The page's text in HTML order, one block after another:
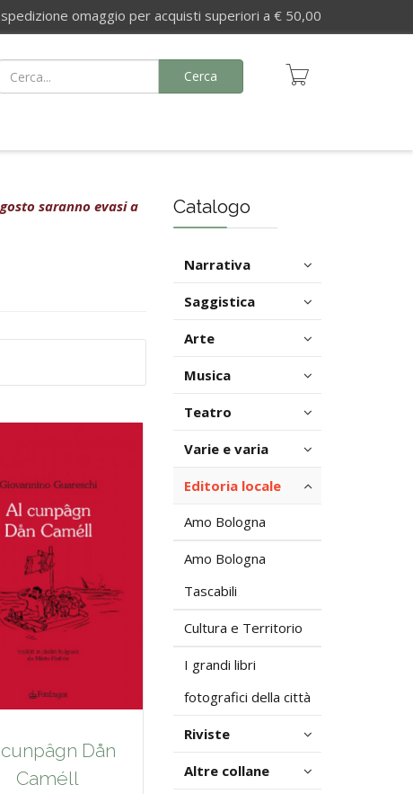
omaggio per acquisti superiori a € 50,00
Cerca
saranno evasi a
Dån
Caméll
Catalogo
Narrativa
Saggistica
Arte
Musica
Teatro
Varie e varia
Editoria locale
Amo Bologna
Amo Bologna
Tascabili
Cultura e Territorio
I grandi libri
fotografici della città
Riviste
Altre collane